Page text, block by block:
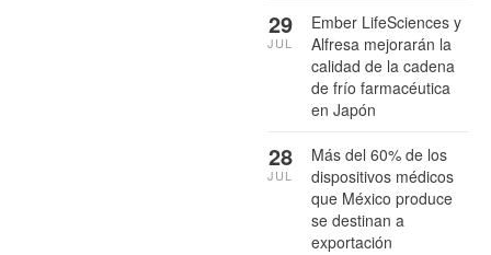
Ember LifeSciences y
Alfresa mejorarán la
calidad de la cadena
de frío farmacéutica
en Japón
29
JUL
Más del 60% de los
dispositivos médicos
que México produce
se destinan a
exportación
28
JUL